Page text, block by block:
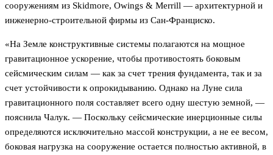
сооружениям из Skidmore, Owings & Merrill — архитектурной и
инженерно-строительной фирмы из Сан-Франциско.
«На Земле конструктивные системы полагаются на мощное
гравитационное ускорение, чтобы противостоять боковым
сейсмическим силам — как за счет трения фундамента, так и за
счет устойчивости к опрокидыванию. Однако на Луне сила
гравитационного поля составляет всего одну шестую земной, —
пояснила Чалук. — Поскольку сейсмические инерционные силы
определяются исключительно массой конструкции, а не ее весом,
боковая нагрузка на сооружение остается полностью активной, в